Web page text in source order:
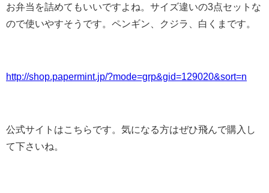
お弁当を詰めてもいいですよね。サイズ違いの3点セットな
ので使いやすそうです。ペンギン、クジラ、白くまです。
http://shop.papermint.jp/?mode=grp&gid=129020&sort=n
公式サイトはこちらです。気になる方はぜひ飛んで購入し
て下さいね。